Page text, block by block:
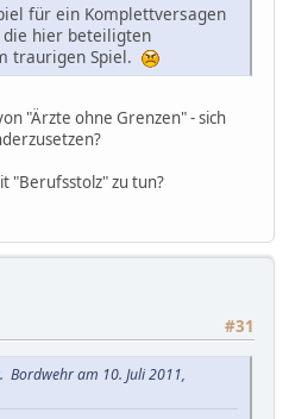
für ein Komplettversagen
hier beteiligten
traurigen Spiel.
"Ärzte ohne Grenzen" - sich
"Berufsstolz" zu tun?
#31
Bordwehr am 10. Juli 2011,